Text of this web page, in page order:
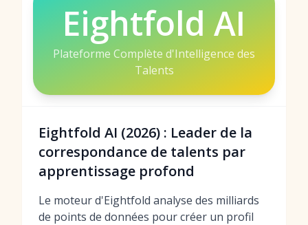
Eightfold AI
Plateforme Complète d'Intelligence des
Talents
Eightfold AI (2026) : Leader de la
correspondance de talents par
apprentissage profond
Le moteur d'Eightfold analyse des milliards
de points de données pour créer un profil